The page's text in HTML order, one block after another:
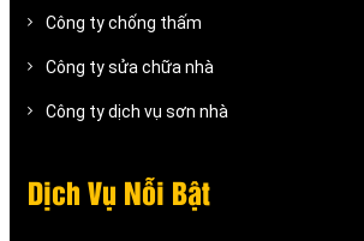
Công ty chống thấm
Công ty sửa chữa nhà
Công ty dịch vụ sơn nhà
Dịch Vụ Nỗi Bật